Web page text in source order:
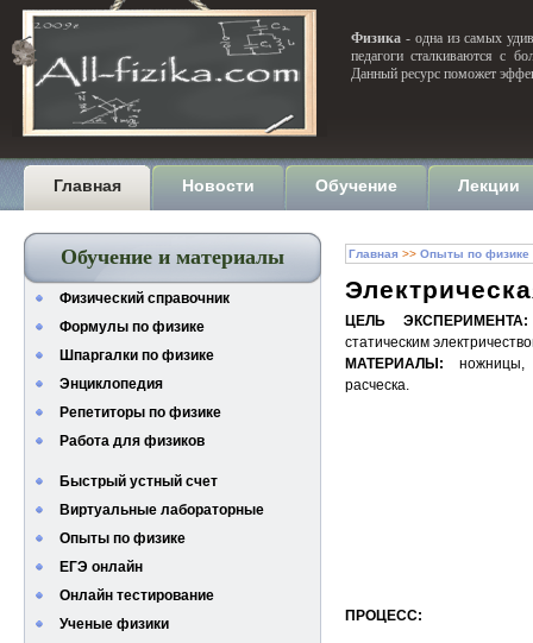
Физика - одна из самых
педагоги сталкиваются с
Данный ресурс поможет
Главная Новости Обучение Лекции
Обучение и материалы
Физический справочник
Формулы по физике
Шпаргалки по физике
Энциклопедия
Репетиторы по физике
Работа для физиков
Быстрый устный счет
Виртуальные лабораторные
Опыты по физике
ЕГЭ онлайн
Онлайн тестирование
Ученые физики
Главная >> Опыты по физике
ЦЕЛЬ ЭКСПЕРИМЕНТА:
статическим
МАТЕРИАЛЫ: ножницы,
расческа.
ПРОЦЕСС: